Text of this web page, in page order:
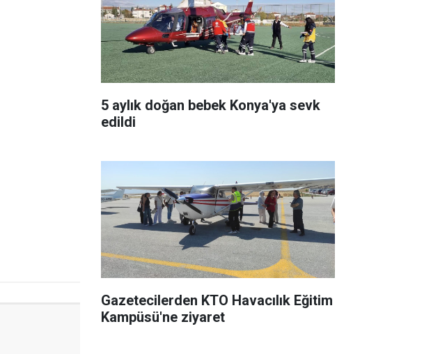
5 aylık doğan bebek Konya'ya sevk
edildi
Gazetecilerden KTO Havacılık Eğitim
Kampüsü'ne ziyaret